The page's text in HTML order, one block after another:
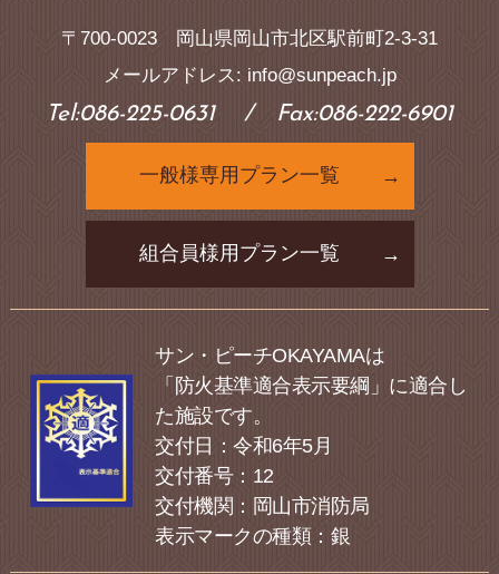
〒700-0023 岡山県岡山市北区駅前町2-3-31
メールアドレス: info@sunpeach.jp
Tel:086-225-0631 / Fax:086-222-6901
一般様専用プラン一覧
組合員様用プラン一覧
サン・ピーチOKAYAMAは
「防火基準適合表示要綱」に適合し
た施設です。
交付日：令和6年5月
交付番号：12
交付機関：岡山市消防局
表示マークの種類：銀